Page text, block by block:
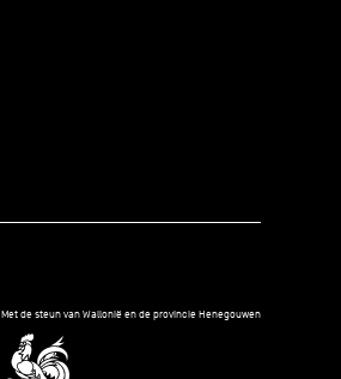
Met de steun van Wallonië en de provincie Henegouwen